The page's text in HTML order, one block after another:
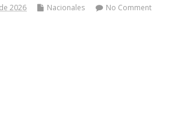
2026 Nacionales No Comment